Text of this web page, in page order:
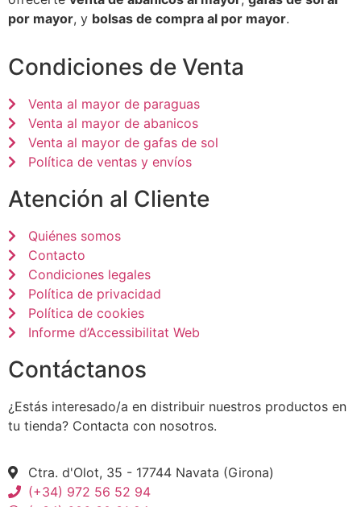
por mayor, y bolsas de compra al por mayor.
Condiciones de Venta
Venta al mayor de paraguas
Venta al mayor de abanicos
Venta al mayor de gafas de sol
Política de ventas y envíos
Atención al Cliente
Quiénes somos
Contacto
Condiciones legales
Política de privacidad
Política de cookies
Informe d’Accessibilitat Web
Contáctanos
¿Estás interesado/a en distribuir nuestros productos en
tu tienda? Contacta con nosotros.
Ctra. d'Olot, 35 - 17744 Navata (Girona)
(+34) 972 56 52 94